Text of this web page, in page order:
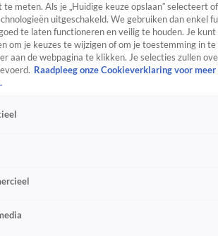
meten. Als je „Huidige keuze opslaan” selecteert
uitgeschakeld. We gebruiken dan enkel
te laten functioneren en veilig te houden. Je
om je keuzes te wijzigen of om je toestemming in
aan de webpagina te klikken. Je selecties zullen
Raadpleeg onze Cookieverklaring voor